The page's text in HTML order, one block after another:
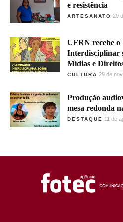
e resistência
ARTESANATO 29
UFRN recebe o
Interdisciplinar
Mídias e
CULTURA 29 de
Produção
mesa redonda
DESTAQUE 11 de